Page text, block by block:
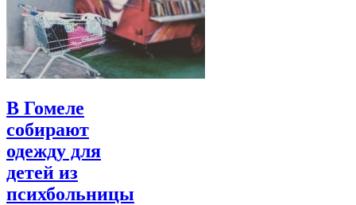
В Гомеле
собирают
одежду для
детей из
психбольницы